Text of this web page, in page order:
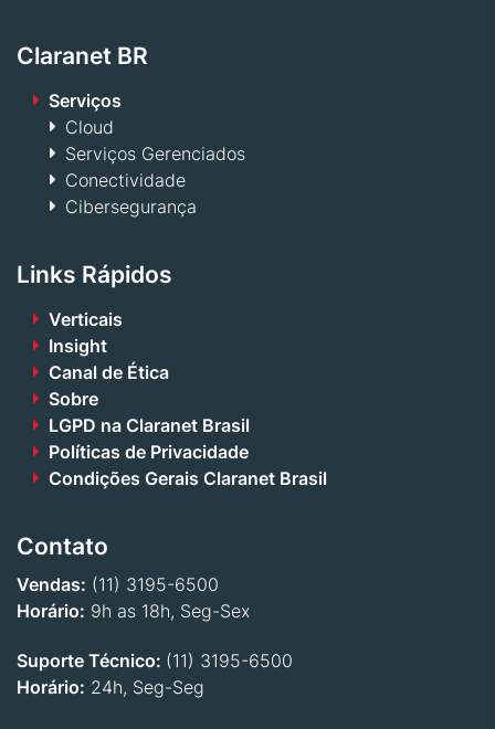
Claranet BR
Serviços
Cloud
Serviços Gerenciados
Conectividade
Cibersegurança
Links Rápidos
Verticais
Insight
Canal de Ética
Sobre
LGPD na Claranet Brasil
Políticas de Privacidade
Condições Gerais Claranet Brasil
Contato
Vendas: (11) 3195-6500
Horário: 9h as 18h, Seg-Sex
Suporte Técnico: (11) 3195-6500
Horário: 24h, Seg-Seg